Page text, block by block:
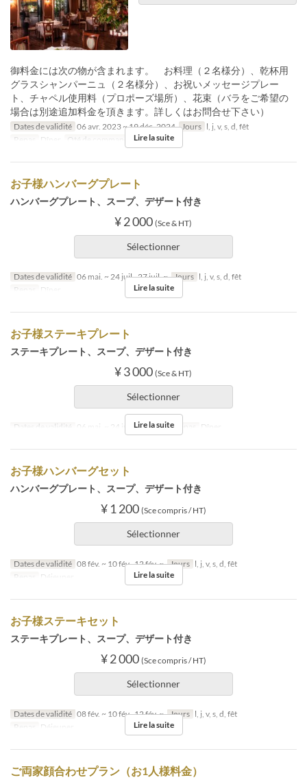
御料金には次の物が含まれます。 お料理（２名様分）、乾杯用
グラスシャンパーニュ（２名様分）、お祝いメッセージプレー
ト、チャペル使用料（プロポーズ場所）、花束（バラをご希望の
場合は別途追加料金を頂きます。詳しくはお問合せ下さい）
Dates de validité 06 avr. 2023 ~ 19 déc. 2024 Jours l, j, v, s, d, fêt
Repas
Dîner Qté de commande 2 ~ 2
Lire la suite
お子様ハンバーグプレート
ハンバーグプレート、スープ、デザート付き
¥ 2 000 (Sce & HT)
Sélectionner
Dates de validité 06 mai. ~ 24 juil., 27 juil. ~ Jours l, j, v, s, d, fêt
Repas
Dîner Lire la suite
お子様ステーキプレート
ステーキプレート、スープ、デザート付き
¥ 3 000 (Sce & HT)
Sélectionner
Dates de validité 06 mai. ~ 24 juil., 27 juil. ~ Dîner
Lire la suite
お子様ハンバーグセット
ハンバーグプレート、スープ、デザート付き
¥ 1 200 (Sce compris / HT)
Sélectionner
Dates de validité 08 fév. ~ 10 fév., 12 fév. ~ Jours l, j, v, s, d, fêt
Repas
Déjeuner Lire la suite
お子様ステーキセット
ステーキプレート、スープ、デザート付き
¥ 2 000 (Sce compris / HT)
Sélectionner
Dates de validité 08 fév. ~ 10 fév., 12 fév. ~ Jours l, j, v, s, d, fêt
Repas
Déjeuner Lire la suite
ご両家顔合わせプラン（お1人様料金）